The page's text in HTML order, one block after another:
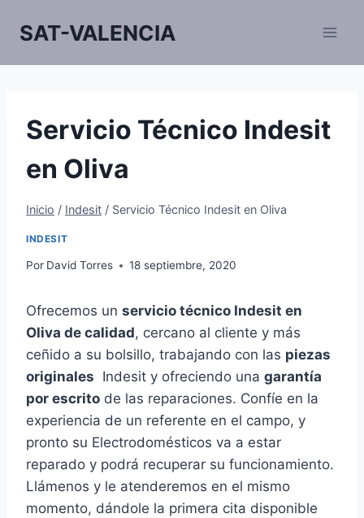
SAT-VALENCIA
Servicio Técnico Indesit
en Oliva
Inicio / Indesit / Servicio Técnico Indesit en Oliva
INDESIT
Por David Torres 18 septiembre, 2020
Ofrecemos un servicio técnico Indesit en
Oliva de calidad, cercano al cliente y más
ceñido a su bolsillo, trabajando con las piezas
originales Indesit y ofreciendo una garantía
por escrito de las reparaciones. Confíe en la
experiencia de un referente en el campo, y
pronto su Electrodomésticos va a estar
reparado y podrá recuperar su funcionamiento.
Llámenos y le atenderemos en el mismo
momento, dándole la primera cita disponible